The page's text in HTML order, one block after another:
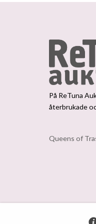
På ReTuna
återbrukade
Queens of